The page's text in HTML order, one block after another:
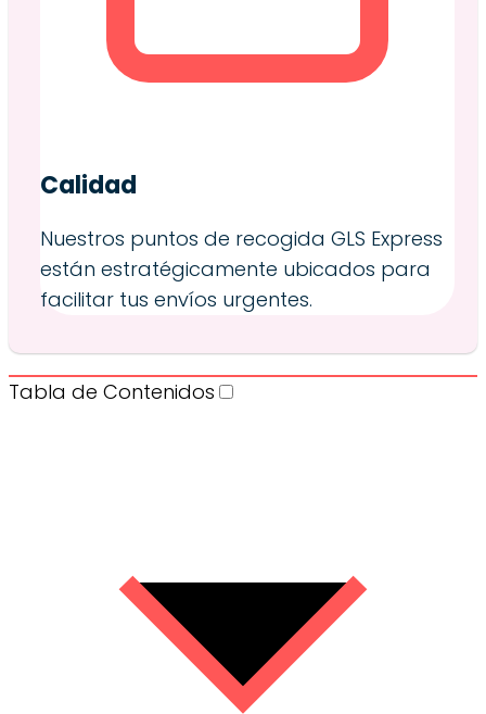
Calidad
Nuestros puntos de recogida GLS Express
están estratégicamente ubicados para
facilitar tus envíos urgentes.
Tabla de Contenidos